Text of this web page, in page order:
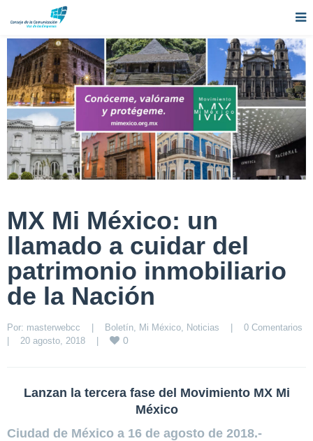
MX Mi México: un
llamado a cuidar del
patrimonio inmobiliario
de la Nación
Por: masterwebcc | Boletín Mi México Noticias |
0 Comentarios
|
20 agosto, 2018 | 0
Lanzan la tercera fase del Movimiento MX Mi
México
Ciudad de México a 16 de agosto de 2018.-